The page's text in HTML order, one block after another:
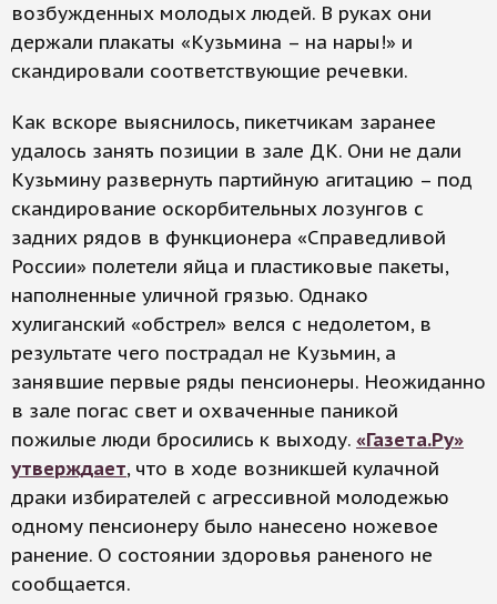
возбужденных молодых людей. В руках они
держали плакаты «Кузьмина – на нары!» и
скандировали соответствующие речевки.
Как вскоре выяснилось, пикетчикам заранее
удалось занять позиции в зале ДК. Они не дали
Кузьмину развернуть партийную агитацию – под
скандирование оскорбительных лозунгов с
задних рядов в функционера «Справедливой
России» полетели яйца и пластиковые пакеты,
наполненные уличной грязью. Однако
хулиганский «обстрел» велся с недолетом, в
результате чего пострадал не Кузьмин, а
занявшие первые ряды пенсионеры. Неожиданно
в зале погас свет и охваченные паникой
пожилые люди бросились к выходу. «Газета.Ру»
утверждает, что в ходе возникшей кулачной
драки избирателей с агрессивной молодежью
одному пенсионеру было нанесено ножевое
ранение. О состоянии здоровья раненого не
сообщается.